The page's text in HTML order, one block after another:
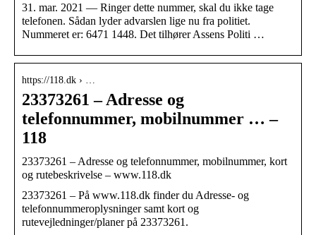
31. mar. 2021 — Ringer dette nummer, skal du ikke tage
telefonen. Sådan lyder advarslen lige nu fra politiet.
Nummeret er: 6471 1448. Det tilhører Assens Politi …
https://118.dk › …
23373261 – Adresse og
telefonnummer, mobilnummer … –
118
23373261 – Adresse og telefonnummer, mobilnummer, kort
og rutebeskrivelse – www.118.dk
23373261 – På www.118.dk finder du Adresse- og
telefonnummeroplysninger samt kort og
rutevejledninger/planer på 23373261.